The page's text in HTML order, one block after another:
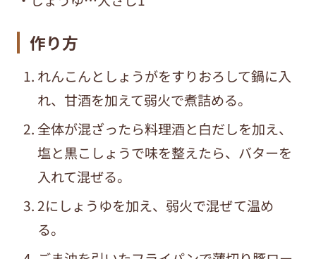
作り方
れんこんとしょうがをすりおろして鍋に入
れ、甘酒を加えて弱火で煮詰める。
全体が混ざったら料理酒と白だしを加え、
塩と黒こしょうで味を整えたら、バターを
入れて混ぜる。
2にしょうゆを加え、弱火で混ぜて温め
る。